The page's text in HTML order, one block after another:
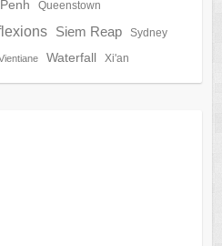
Queenstown
Siem Reap Sydney
Waterfall Xi'an